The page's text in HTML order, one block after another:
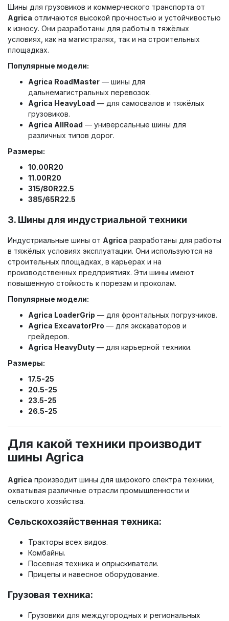
Шины для грузовиков и коммерческого транспорта от
Agrica отличаются высокой прочностью и устойчивостью
к износу. Они разработаны для работы в тяжёлых
условиях, как на магистралях, так и на строительных
площадках.
Популярные модели:
Agrica RoadMaster — шины для
дальнемагистральных перевозок.
Agrica HeavyLoad — для самосвалов и тяжёлых
грузовиков.
Agrica AllRoad — универсальные шины для
различных типов дорог.
Размеры:
10.00R20
11.00R20
315/80R22.5
385/65R22.5
3. Шины для индустриальной техники
Индустриальные шины от Agrica разработаны для работы
в тяжёлых условиях эксплуатации. Они используются на
строительных площадках, в карьерах и на
производственных предприятиях. Эти шины имеют
повышенную стойкость к порезам и проколам.
Популярные модели:
Agrica LoaderGrip — для фронтальных погрузчиков.
Agrica ExcavatorPro — для экскаваторов и
грейдеров.
Agrica HeavyDuty — для карьерной техники.
Размеры:
17.5-25
20.5-25
23.5-25
26.5-25
Для какой техники производит
шины Agrica
Agrica производит шины для широкого спектра техники,
охватывая различные отрасли промышленности и
сельского хозяйства.
Сельскохозяйственная техника:
Тракторы всех видов.
Комбайны.
Посевная техника и опрыскиватели.
Прицепы и навесное оборудование.
Грузовая техника:
Грузовики для междугородных и региональных